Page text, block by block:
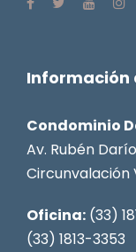
Información
Condominio
Av. Rubén
Circunvalación
Oficina: (33)
(33) 1813-3353